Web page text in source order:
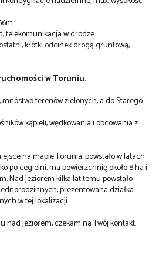
telekomunikacja w drodze.
krótki odcinek drogą gruntową,
w Toruniu.
mnóstwo terenów zielonych, a do Starego
kąpieli, wędkowania i obcowania z
na mapie Torunia, powstało w latach
po cegielni, ma powierzchnię około 8 ha i
Nad jeziorem kilka lat temu powstało
prezentowana działka
w tej lokalizacji.
nad jeziorem, czekam na Twój kontakt.